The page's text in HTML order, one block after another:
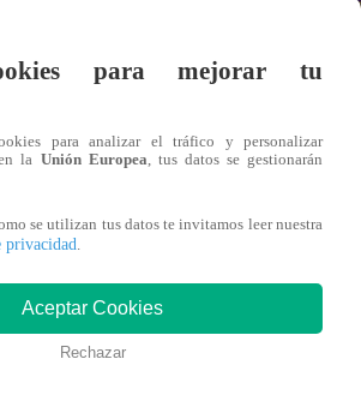
no consiguieron el
tras caer ante Germán
te puede
para mejorar tu
para analizar el tráfico y personalizar
la Unión Europea , tus datos se gestionarán
se utilizan tus datos te invitamos leer nuestra
privacidad
Aceptar Cookies
Rechazar